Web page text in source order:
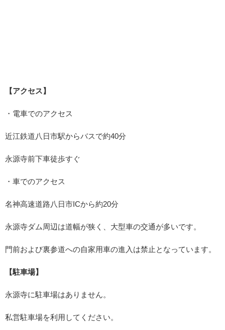
【アクセス】
・電車でのアクセス
近江鉄道八日市駅からバスで約40分
永源寺前下車徒歩すぐ
・車でのアクセス
名神高速道路八日市ICから約20分
永源寺ダム周辺は道幅が狭く、大型車の交通が多いです。
門前および裏参道への自家用車の進入は禁止となっています。
【駐車場】
永源寺に駐車場はありません。
私営駐車場を利用してください。